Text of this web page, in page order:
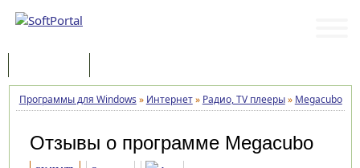
Программы для Windows » Интернет» Радио, TV плееры» Megacubo
Отзывы о программе Megacubo